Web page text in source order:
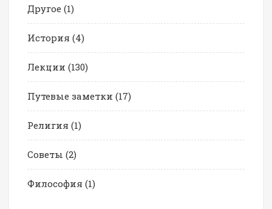
Другое (1)
История (4)
Лекции (130)
Путевые заметки (17)
Религия (1)
Советы (2)
Философия (1)